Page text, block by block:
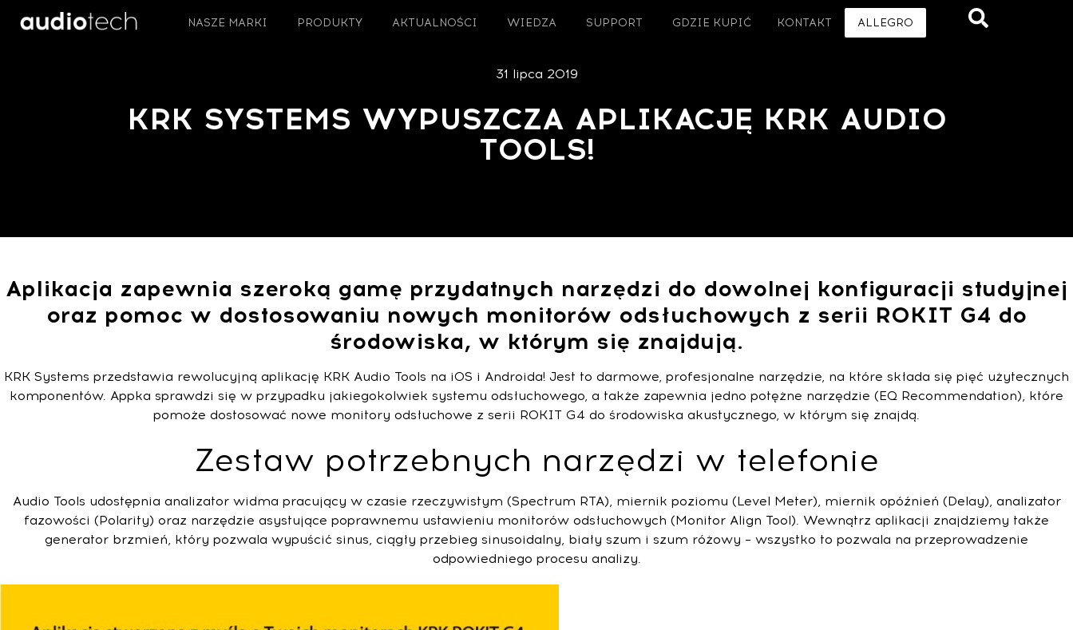
NASZE MARKI PRODUKTY AKTUALNOŚCI WIEDZA SUPPORT GDZIE KUPIĆ KONTAKT ALLEGRO
31 lipca 2019
KRK SYSTEMS WYPUSZCZA APLIKACJĘ KRK AUDIO
TOOLS!
Aplikacja zapewnia szeroką gamę przydatnych narzędzi do dowolnej konfiguracji studyjnej
oraz pomoc w dostosowaniu nowych monitorów odsłuchowych z serii ROKIT G4 do
środowiska, w którym się znajdują.
KRK Systems przedstawia rewolucyjną aplikację KRK Audio Tools na iOS i Androida! Jest to darmowe, profesjonalne narzędzie, na które składa się pięć użytecznych
komponentów. Appka sprawdzi się w przypadku jakiegokolwiek systemu odsłuchowego, a także zapewnia jedno potężne narzędzie (EQ Recommendation), które
pomoże dostosować nowe monitory odsłuchowe z serii ROKIT G4 do środowiska akustycznego, w którym się znajdą.
Zestaw potrzebnych narzędzi w telefonie
Audio Tools udostępnia analizator widma pracujący w czasie rzeczywistym (Spectrum RTA), miernik poziomu (Level Meter), miernik opóźnień (Delay), analizator
fazowości (Polarity) oraz narzędzie asystujące poprawnemu ustawieniu monitorów odsłuchowych (Monitor Align Tool). Wewnątrz aplikacji znajdziemy także
generator brzmień, który pozwala wypuścić sinus, ciągły przebieg sinusoidalny, biały szum i szum różowy – wszystko to pozwala na przeprowadzenie
odpowiedniego procesu analizy.